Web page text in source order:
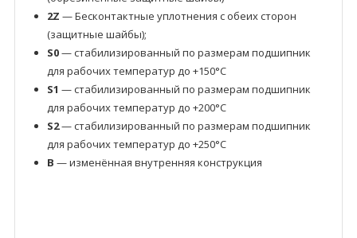
2Z — Бесконтактные уплотнения с обеих сторон
(защитные шайбы);
S0— стабилизированный по размерам подшипник
для рабочих температур до +150°C
S1 — стабилизированный по размерам подшипник
для рабочих температур до +200°C
S2— стабилизированный по размерам подшипник
для рабочих температур до +250°C
B — изменённая внутренняя конструкция